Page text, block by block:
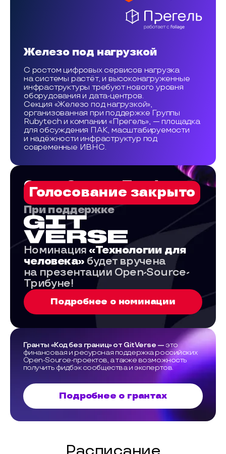
Железо под нагрузкой
С ростом цифровых сервисов нагрузка
на системы растёт, и высоконагруженные
инфраструктуры требуют нового уровня
оборудования и дата-центров.
Секция «Железо под нагрузкой»,
организованная при поддержке Группы
Rubytech и компании «Прегель», — площадка
для обсуждения ПАК, масштабируемости
и надёжности инфраструктур под
современные ИВНС.
Open-Source-Трибуна
Голосование закрыто
При поддержке
Номинация «Технологии для
человека» будет вручена
на презентации Open-Source-
Трибуне!
Подробнее о номинации
Гранты «Код без границ» от GitVerse —это
финансовая и ресурсная поддержка российских
Open-Source-проектов, а также возможность
получить фидбэк сообщества и экспертов.
Подробнее о грантах